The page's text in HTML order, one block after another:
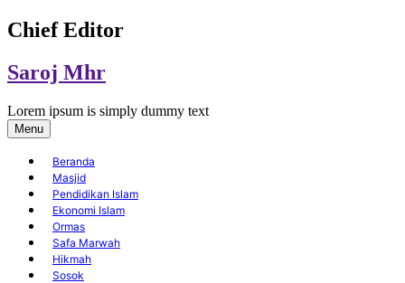
Chief Editor
Saroj Mhr
Lorem ipsum is simply dummy text
Menu
Beranda
Masjid
Pendidikan Islam
Ekonomi Islam
Ormas
Safa Marwah
Hikmah
Sosok